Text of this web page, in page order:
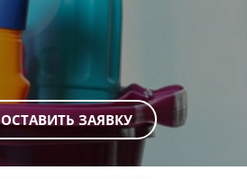
ОСТАВИТЬ ЗАЯВКУ